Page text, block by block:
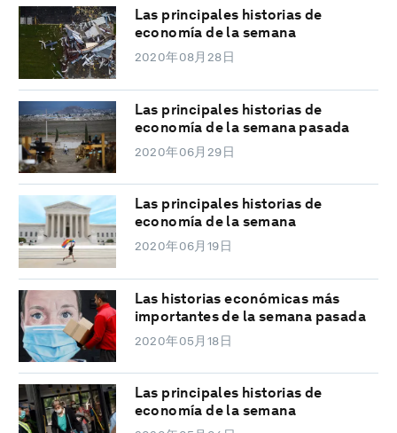
Las principales historias de
economía de la semana
2020年08月28日
Las principales historias de
economía de la semana pasada
2020年06月29日
Las principales historias de
economía de la semana
2020年06月19日
Las historias económicas más
importantes de la semana pasada
2020年05月18日
Las principales historias de
economía de la semana